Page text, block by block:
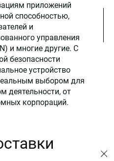
приложений
способностью,
и
управления
и многие другие. С
безопасности
устройство
выбором для
деятельности, от
корпораций.